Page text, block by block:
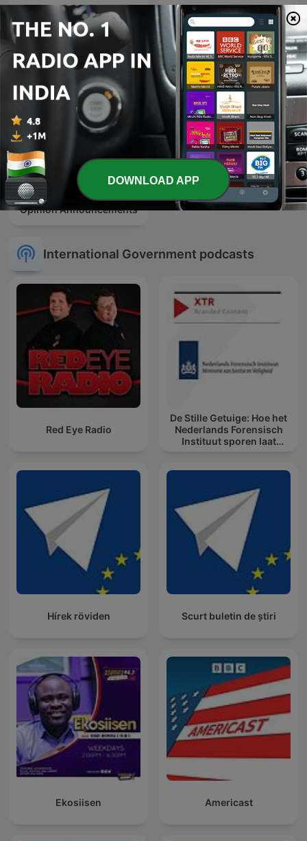
एमसिए–नेपाल आवाज Sống vui sống khỏe
U.S. Supreme Court
Opinion Announcements
International Government podcasts
Red Eye Radio
De Stille Getuige: Hoe het
Nederlands Forensisch
Instituut sporen laat
Hírek röviden Scurt buletin de știri
Ekosiisen Americast
DOWNLOAD APP